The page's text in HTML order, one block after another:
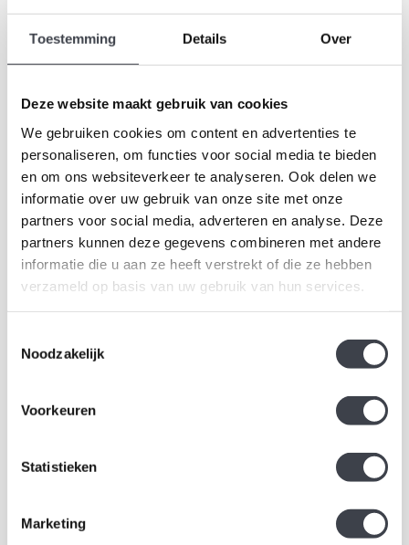
Toestemming Details Over
Deze website maakt gebruik van cookies
We gebruiken cookies om content en advertenties te
personaliseren, om functies voor social media te bieden
en om ons websiteverkeer te analyseren. Ook delen we
informatie over uw gebruik van onze site met onze
partners voor social media, adverteren en analyse. Deze
partners kunnen deze gegevens combineren met andere
informatie die u aan ze heeft verstrekt of die ze hebben
verzameld op basis van uw gebruik van hun services.
Noodzakelijk
Voorkeuren
Statistieken
Marketing
Exclusief van Göran Wärff
Exclusieve
waxinelichthouder van het
zuiverste kristal.
€39,00
Anemoon
Prachtige kristallen
waxinelichthouder
'Anemoon' ontworpen door
€39,00
Handgemaakte Kosta Boda
Theelichthouders